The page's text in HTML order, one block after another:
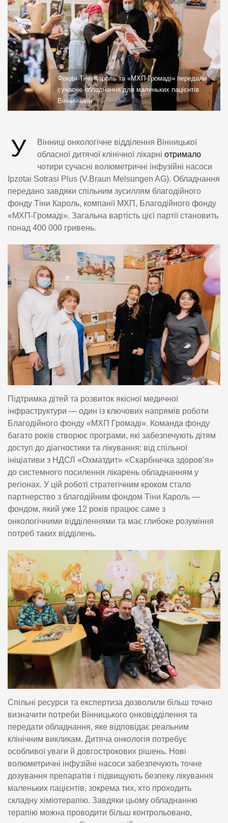
Фонди Тіни Кароль та «МХП-Громаді» передали
сучасне обладнання для маленьких пацієнтів
Вінниччини
У
Вінниці онкологічне відділення Вінницької
обласної дитячої клінічної лікарні отримало
чотири сучасні волюметричні інфузійні насоси
Ipzotai Sotrasi Plus (V.Braun Melsungen AG). Обладнання
передано завдяки спільним зусиллям благодійного
фонду Тіни Кароль, компанії МХП, Благодійного фонду
«МХП-Громаді». Загальна вартість цієї партії становить
понад 400 000 гривень.
Підтримка дітей та розвиток якісної медичної
інфраструктури — один із ключових напрямів роботи
Благодійного фонду «МХП Громаді». Команда фонду
багато років створює програми, які забезпечують дітям
доступ до діагностики та лікування: від спільної
ініціативи з НДСЛ «Охматдит» «Скарбничка здоров’я»
до системного посилення лікарень обладнанням у
регіонах. У цій роботі стратегічним кроком стало
партнерство з благодійним фондом Тіни Кароль —
фондом, який уже 12 років працює саме з
онкологічними відділеннями та має глибоке розуміння
потреб таких відділень.
Спільні ресурси та експертиза дозволили більш точно
визначити потреби Вінницького онковідділення та
передати обладнання, яке відповідає реальним
клінічним викликам. Дитяча онкологія потребує
особливої уваги й довгострокових рішень. Нові
волюметричні інфузійні насоси забезпечують точне
дозування препаратів і підвищують безпеку лікування
маленьких пацієнтів, зокрема тих, хто проходить
складну хіміотерапію. Завдяки цьому обладнанню
терапію можна проводити більш контрольовано,